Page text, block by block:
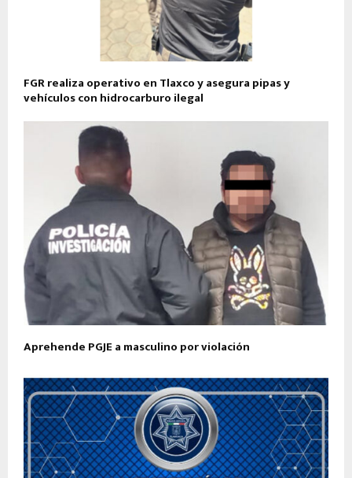
FGR realiza operativo en Tlaxco y asegura pipas y
vehículos con hidrocarburo ilegal
Aprehende PGJE a masculino por violación